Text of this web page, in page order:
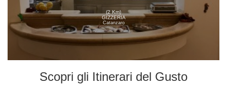
(2 Km)
GIZZERIA
Catanzaro
Scopri gli Itinerari del Gusto